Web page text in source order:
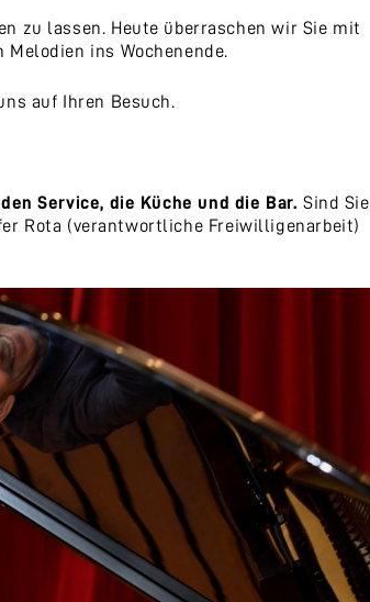
zu lassen. Heute überraschen wir Sie mit
ins Wochenende.
auf Ihren Besuch.
Service, die Küche und die Bar. Sind Sie
Rota (verantwortliche Freiwilligenarbeit)